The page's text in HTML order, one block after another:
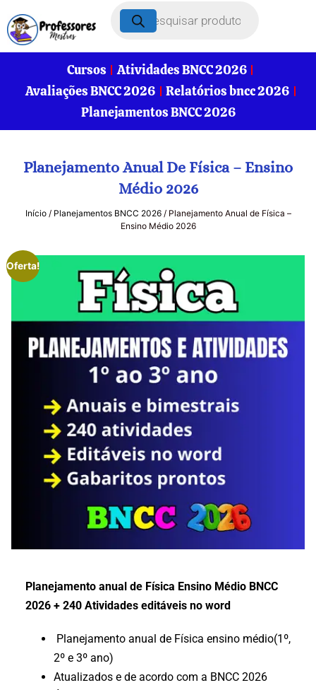
Cursos
Atividades BNCC 2026
Avaliações BNCC 2026
Relatórios bncc 2026
Planejamentos BNCC 2026
Planejamento Anual De Física – Ensino
Médio 2026
Início/ Planejamentos BNCC 2026/ Planejamento Anual de Física –
Ensino Médio 2026
Oferta!
Planejamento anual de Física Ensino Médio BNCC
2026 + 240 Atividades editáveis no word
Planejamento anual de Física ensino médio(1º,
2º e 3º ano)
Atualizados e de acordo com a BNCC 2026